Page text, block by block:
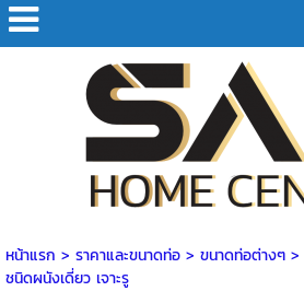
หน้าแรก > ราคาและขนาดท่อ > ขนาดท่อต่างๆ>
ชนิดผนังเดี่ยว เจาะรู